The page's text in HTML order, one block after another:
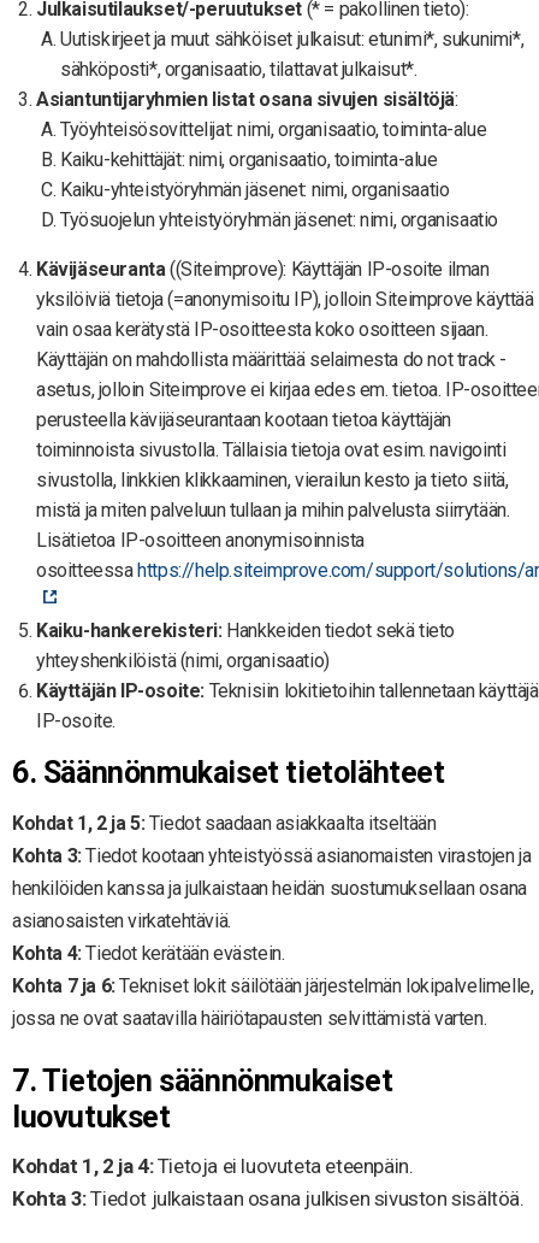
Julkaisutilaukset/-peruutukset (* = pakollinen tieto):
Uutiskirjeet ja muut sähköiset julkaisut: etunimi*, sukunimi*,
sähköposti*, organisaatio, tilattavat julkaisut*.
Asiantuntijaryhmien listat osana sivujen sisältöjä:
Työyhteisösovittelijat: nimi, organisaatio, toiminta-alue
Kaiku-kehittäjät: nimi, organisaatio, toiminta-alue
Kaiku-yhteistyöryhmän jäsenet: nimi, organisaatio
Työsuojelun yhteistyöryhmän jäsenet: nimi, organisaatio
Kävijäseuranta((Siteimprove): Käyttäjän IP-osoite ilman
yksilöiviä tietoja (=anonymisoitu IP), jolloin Siteimprove käyttää
vain osaa kerätystä IP-osoitteesta koko osoitteen sijaan.
Käyttäjän on mahdollista määrittää selaimesta do not track -
asetus, jolloin Siteimprove ei kirjaa edes em. tietoa. IP-
perusteella kävijäseurantaan kootaan tietoa käyttäjän
toiminnoista sivustolla. Tällaisia tietoja ovat esim. navigointi
sivustolla, linkkien klikkaaminen, vierailun kesto ja tieto siitä,
mistä ja miten palveluun tullaan ja mihin palvelusta siirrytään.
Lisätietoa IP-osoitteen anonymisoinnista
osoitteessa https://help.siteimprove.com/support/solutions/
Kaiku-hankerekisteri:Hankkeiden tiedot sekä tieto
yhteyshenkilöistä (nimi, organisaatio)
Käyttäjän IP-osoite: Teknisiin lokitietoihin tallennetaan
IP-osoite.
6. Säännönmukaiset tietolähteet
Kohdat 1, 2 ja 5: Tiedot saadaan asiakkaalta itseltään
Kohta 3: Tiedot kootaan yhteistyössä asianomaisten virastojen ja
henkilöiden kanssa ja julkaistaan heidän suostumuksellaan osana
asianosaisten virkatehtäviä.
Kohta 4: Tiedot kerätään evästein.
Kohta 7 ja 6: Tekniset lokit säilötään järjestelmän lokipalvelimelle,
jossa ne ovat saatavilla häiriötapausten selvittämistä varten.
7. Tietojen säännönmukaiset
luovutukset
Kohdat 1, 2 ja 4:Tietoja ei luovuteta eteenpäin.
Kohta 3:Tiedot julkaistaan osana julkisen sivuston sisältöä.